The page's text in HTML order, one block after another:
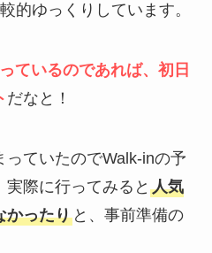
的ゆっくりしています。
ているのであれば、初日
だなと！
ていたのでWalk-inの予
際に行ってみると 人気
かったりと、事前準備の